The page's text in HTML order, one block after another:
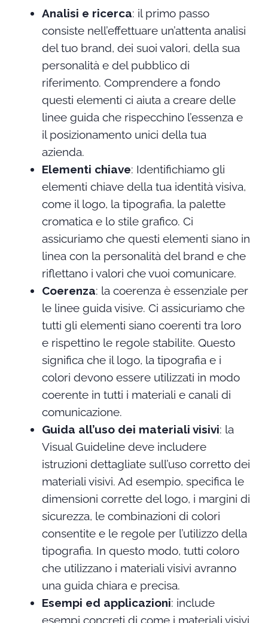
Analisi e ricerca: il primo passo
consiste nell’effettuare un’attenta analisi
del tuo brand, dei suoi valori, della sua
personalità e del pubblico di
riferimento. Comprendere a fondo
questi elementi ci aiuta a creare delle
linee guida che rispecchino l’essenza e
il posizionamento unici della tua
azienda.
Elementi chiave: Identifichiamo gli
elementi chiave della tua identità visiva,
come il logo, la tipografia, la palette
cromatica e lo stile grafico. Ci
assicuriamo che questi elementi siano in
linea con la personalità del brand e che
riflettano i valori che vuoi comunicare.
Coerenza: la coerenza è essenziale per
le linee guida visive. Ci assicuriamo che
tutti gli elementi siano coerenti tra loro
e rispettino le regole stabilite. Questo
significa che il logo, la tipografia e i
colori devono essere utilizzati in modo
coerente in tutti i materiali e canali di
comunicazione.
Guida all’uso dei materiali visivi: la
Visual Guideline deve includere
istruzioni dettagliate sull’uso corretto dei
materiali visivi. Ad esempio, specifica le
dimensioni corrette del logo, i margini di
sicurezza, le combinazioni di colori
consentite e le regole per l’utilizzo della
tipografia. In questo modo, tutti coloro
che utilizzano i materiali visivi avranno
una guida chiara e precisa.
Esempi ed applicazioni: include
esempi concreti di come i materiali visivi